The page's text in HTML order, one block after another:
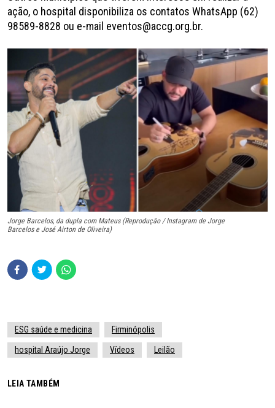
ação, o hospital disponibiliza os contatos WhatsApp (62)
98589-8828 ou e-mail eventos@accg.org.br.
Jorge Barcelos, da dupla com Mateus (Reprodução / Instagram de Jorge
Barcelos e José Airton de Oliveira)
ESG saúde e medicina Firminópolis
hospital Araújo Jorge Vídeos Leilão
LEIA TAMBÉM